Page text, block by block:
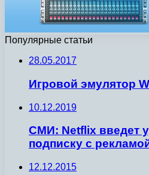
Популярные статьи
28.05.2017
Игровой эмулятор
10.12.2019
СМИ: Netflix введет
подписку с
12.12.2015